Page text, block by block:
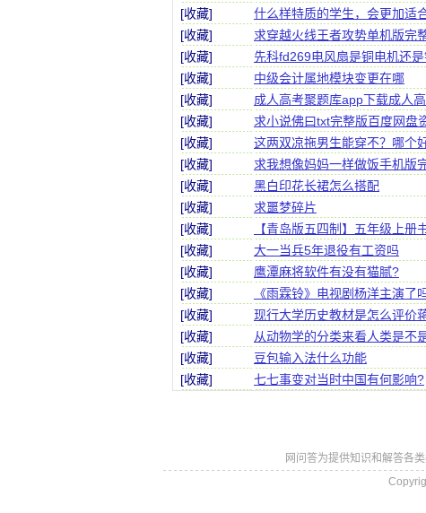
[收藏] 什么样特质的学生，会更加适
[收藏] 求穿越火线王者攻势单机版完
[收藏] 先科fd269电风扇是铜电机还
[收藏] 中级会计属地模块变更在哪
[收藏] 成人高考聚题库app下载成人
[收藏] 求小说佛曰txt完整版百度网盘
[收藏] 这两双凉拖男生能穿不？哪个
[收藏] 求我想像妈妈一样做饭手机版
[收藏] 黑白印花长裙怎么搭配
[收藏] 求噩梦碎片
[收藏] 【青岛版五四制】五年级上
[收藏] 大一当兵5年退役有工资吗
[收藏] 鹰潭麻将软件有没有猫腻?
[收藏] 《雨霖铃》电视剧杨洋主演了
[收藏] 现行大学历史教材是怎么评价
[收藏] 从动物学的分类来看人类是不
[收藏] 豆包输入法什么功能
[收藏] 七七事变对当时中国有何影响?
网问答为提供知识和解答各